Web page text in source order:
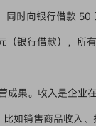
时向银行借款 50
银行借款），所
成果。收入是企业
如销售商品收入